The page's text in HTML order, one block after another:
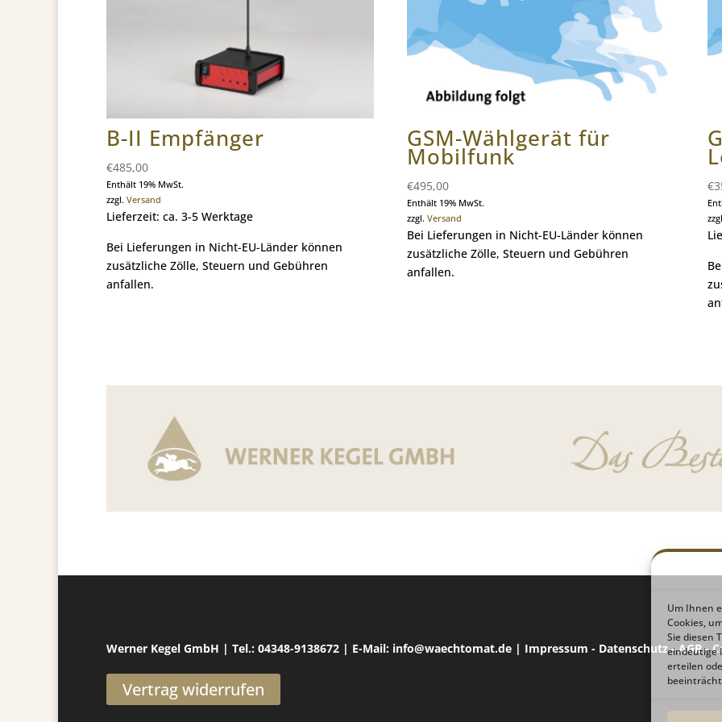
Um Ihnen
Cookies,
Sie diesen
eindeutige
erteilen
B-II Empfänger
€485,00
Enthält 19% MwSt.
zzgl. Versand
Lieferzeit: ca. 3-5 Werktage
Bei Lieferungen in Nicht-EU-Länder können
zusätzliche Zölle, Steuern und Gebühren
anfallen.
GSM-Wählgerät für
Mobilfunk
€495,00
Enthält 19% MwSt.
zzgl.Versand
Bei Lieferungen in Nicht-EU-Länder können
zusätzliche Zölle, Steuern und Gebühren
anfallen.
€
Werner Kegel GmbH | Tel.: 04348-9138672 | E-Mail: info@waechtomat.de | Impressum - Datenschutz-AGB-
Vertrag widerrufen